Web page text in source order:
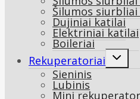
Šilumos siurbliai
Dujiniai katilai
Elektriniai katilai
Boileriai
Rekuperatoriai
Toggle
Sieninis
Lubinis
Mini